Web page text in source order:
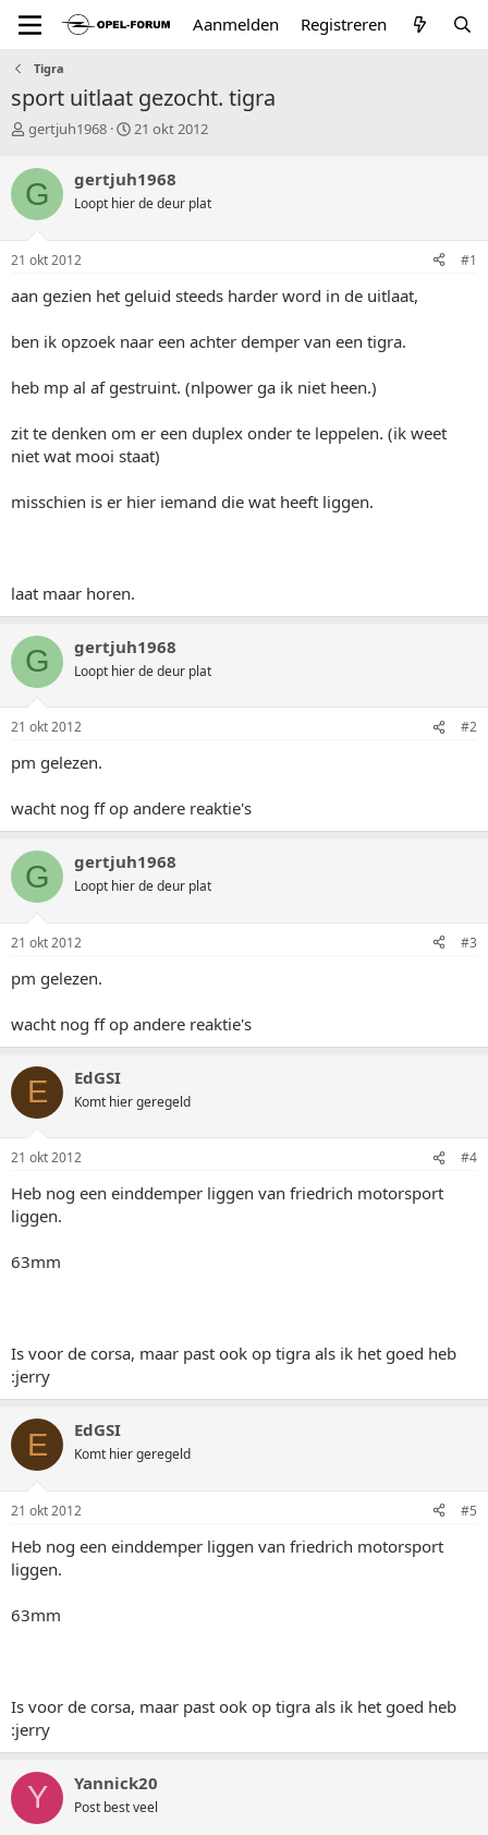
Aanmelden Registreren
Tigra
sport uitlaat gezocht. tigra
T
p
i
c
s
a
t
r
gertjuh1968
S
r
t
a
m
21 okt 2012
G gertjuh1968
Loopt hier de deur plat
21 okt 2012 #1
aan gezien het geluid steeds harder word in de uitlaat,
ben ik opzoek naar een achter demper van een tigra.
heb mp al af gestruint. (nlpower ga ik niet heen.)
zit te denken om er een duplex onder te leppelen. (ik weet
niet wat mooi staat)
misschien is er hier iemand die wat heeft liggen.
laat maar horen.
G gertjuh1968
Loopt hier de deur plat
21 okt 2012 #2
pm gelezen.
wacht nog ff op andere reaktie's
G gertjuh1968
Loopt hier de deur plat
21 okt 2012 #3
pm gelezen.
wacht nog ff op andere reaktie's
E EdGSI
Komt hier geregeld
21 okt 2012 #4
Heb nog een einddemper liggen van friedrich motorsport
liggen.
63mm
Is voor de corsa, maar past ook op tigra als ik het goed heb
:jerry
E EdGSI
Komt hier geregeld
21 okt 2012 #5
Heb nog een einddemper liggen van friedrich motorsport
liggen.
63mm
Is voor de corsa, maar past ook op tigra als ik het goed heb
:jerry
Y Yannick20
Post best veel